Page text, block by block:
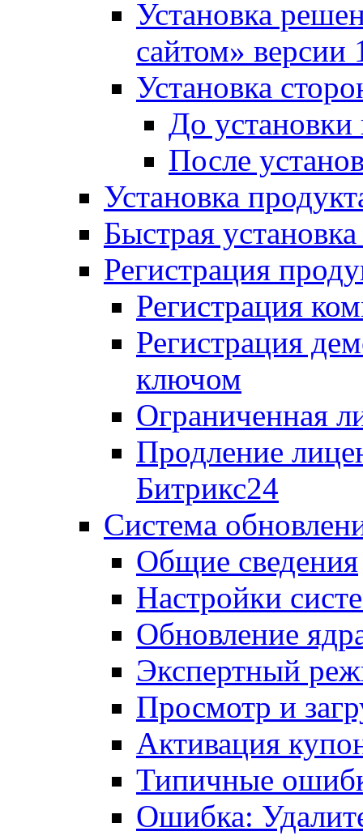
Установка
сайтом»
Установка
До установки
После
Установка
Быстрая
Регистрация
Регистрация
Регистрация
ключом
Ограниченная
Продление
Битрикс24
Система
Общие сведения
Настройки
Обновление
Экспертный
Просмотр и
Активация
Типичные
Ошибка: